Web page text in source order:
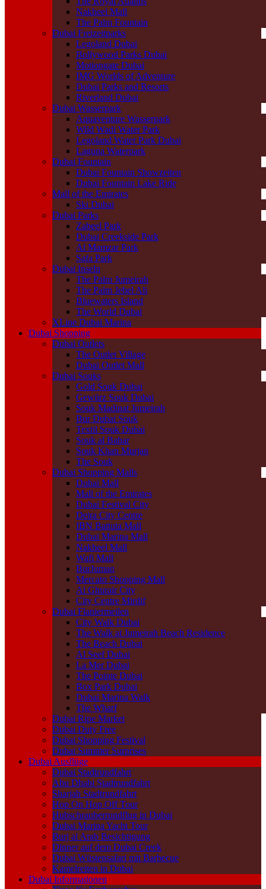
Nakheel Mall
The Palm Fountain
Dubai Freizeitparks
Legoland Dubai
Bollywood Parks Dubai
Motiongate Dubai
IMG Worlds of Adventure
Dubai Parks and Resorts
Riverland Dubai
Dubai Wasserpark
Aquaventure Wasserpark
Wild Wadi Water Park
Legoland Water Park Dubai
Laguna Waterpark
Dubai Fountain
Dubai Fountain Showzeiten
Dubai Fountain Lake Ride
Mall of the Emirates
Ski Dubai
Dubai Parks
Zabeel Park
Dubai Creekside Park
Al Mamzar Park
Safa Park
Dubai Inseln
The Palm Jumeirah
The Palm Jebel Ali
Bluewaters Island
The World Dubai
XLine Dubai Marina
Dubai Shopping
Dubai Outlets
The Outlet Village
Dubai Outlet Mall
Dubai Souks
Gold Souk Dubai
Gewürz Souk Dubai
Souk Madinat Jumeirah
Bur Dubai Souk
Textil Souk Dubai
Souk al Bahar
Souk Khan Murjan
The Souk
Dubai Shopping Malls
Dubai Mall
Mall of the Emirates
Dubai Festival City
Deira City Centre
IBN Battuta Mall
Dubai Marina Mall
Nakheel Mall
Wafi Mall
BurJuman
Mercato Shopping Mall
Al Ghurair City
City Centre Mirdif
Dubai Flaniermeilen
City Walk Dubai
The Walk at Jumeirah Beach Residence
The Beach Dubai
Al Seef Dubai
La Mer Dubai
The Pointe Dubai
Box Park Dubai
Dubai Marina Walk
The Wharf
Dubai Ripe Market
Dubai Duty Free
Dubai Shopping Festival
Dubai Summer Surprises
Dubai Ausflüge
Dubai Stadtrundfahrt
Abu Dhabi Stadtrundfahrt
Sharjah Stadtrundfahrt
Hop On Hop Off Tour
Hubschrauberrundflug in Dubai
Dubai Marina Yacht Tour
Burj al Arab Besichtigung
Dinner auf dem Dubai Creek
Dubai Wüstensafari mit Barbecue
Kamelreiten in Dubai
Dubai Informationen